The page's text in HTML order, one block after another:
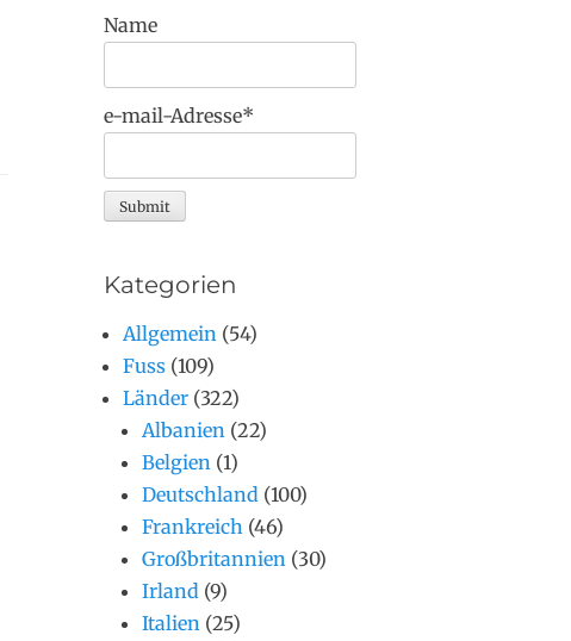
Name
e-mail-Adresse*
Kategorien
Allgemein (54)
Fuss (109)
Länder (322)
Albanien (22)
Belgien (1)
Deutschland (100)
Frankreich (46)
Großbritannien (30)
Irland (9)
Italien (25)